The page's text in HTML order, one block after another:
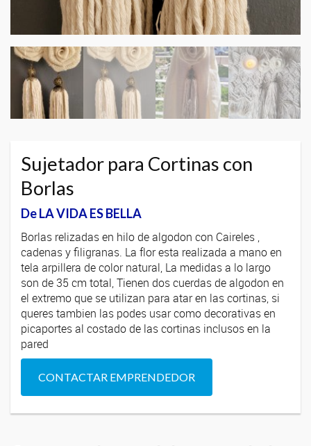
Sujetador para Cortinas con
Borlas
De LA VIDA ES BELLA
Borlas relizadas en hilo de algodon con Caireles ,
cadenas y filigranas. La flor esta realizada a mano en
tela arpillera de color natural, La medidas a lo largo
son de 35 cm total, Tienen dos cuerdas de algodon en
el extremo que se utilizan para atar en las cortinas, si
queres tambien las podes usar como decorativas en
picaportes al costado de las cortinas inclusos en la
pared
CONTACTAR EMPRENDEDOR